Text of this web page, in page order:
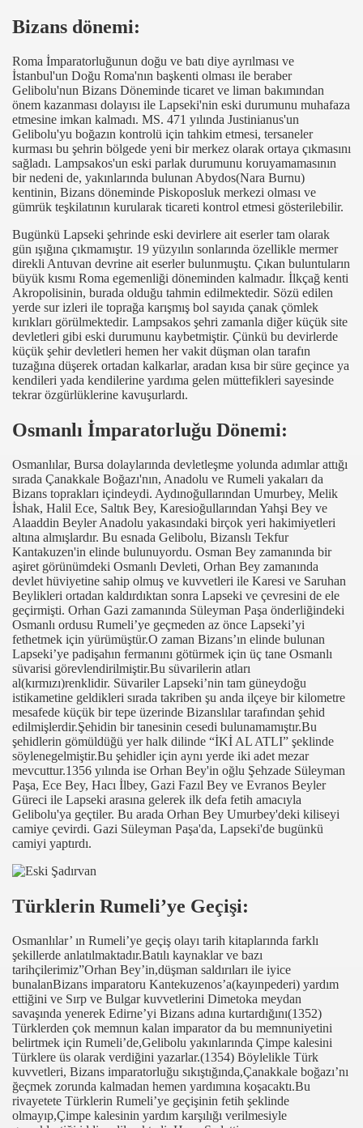
Bizans dönemi:
Roma İmparatorluğunun doğu ve batı diye ayrılması ve
İstanbul'un Doğu Roma'nın başkenti olması ile beraber
Gelibolu'nun Bizans Döneminde ticaret ve liman bakımından
önem kazanması dolayısı ile Lapseki'nin eski durumunu muhafaza
etmesine imkan kalmadı. MS. 471 yılında Justinianus'un
Gelibolu'yu boğazın kontrolü için tahkim etmesi, tersaneler
kurması bu şehrin bölgede yeni bir merkez olarak ortaya çıkmasını
sağladı. Lampsakos'un eski parlak durumunu koruyamamasının
bir nedeni de, yakınlarında bulunan Abydos(Nara Burnu)
kentinin, Bizans döneminde Piskoposluk merkezi olması ve
gümrük teşkilatının kurularak ticareti kontrol etmesi gösterilebilir.
Bugünkü Lapseki şehrinde eski devirlere ait eserler tam olarak
gün ışığına çıkmamıştır. 19 yüzyılın sonlarında özellikle mermer
direkli Antuvan devrine ait eserler bulunmuştu. Çıkan buluntuların
büyük kısmı Roma egemenliği döneminden kalmadır. İlkçağ kenti
Akropolisinin, burada olduğu tahmin edilmektedir. Sözü edilen
yerde sur izleri ile toprağa karışmış bol sayıda çanak çömlek
kırıkları görülmektedir. Lampsakos şehri zamanla diğer küçük site
devletleri gibi eski durumunu kaybetmiştir. Çünkü bu devirlerde
küçük şehir devletleri hemen her vakit düşman olan tarafın
tuzağına düşerek ortadan kalkarlar, aradan kısa bir süre geçince ya
kendileri yada kendilerine yardıma gelen müttefikleri sayesinde
tekrar özgürlüklerine kavuşurlardı.
Osmanlı İmparatorluğu Dönemi:
Osmanlılar, Bursa dolaylarında devletleşme yolunda adımlar attığı
sırada Çanakkale Boğazı'nın, Anadolu ve Rumeli yakaları da
Bizans toprakları içindeydi. Aydınoğullarından Umurbey, Melik
İshak, Halil Ece, Saltık Bey, Karesioğullarından Yahşi Bey ve
Alaaddin Beyler Anadolu yakasındaki birçok yeri hakimiyetleri
altına almışlardır. Bu esnada Gelibolu, Bizanslı Tekfur
Kantakuzen'in elinde bulunuyordu. Osman Bey zamanında bir
aşiret görünümdeki Osmanlı Devleti, Orhan Bey zamanında
devlet hüviyetine sahip olmuş ve kuvvetleri ile Karesi ve Saruhan
Beylikleri ortadan kaldırdıktan sonra Lapseki ve çevresini de ele
geçirmişti. Orhan Gazi zamanında Süleyman Paşa önderliğindeki
Osmanlı ordusu Rumeli’ye geçmeden az önce Lapseki’yi
fethetmek için yürümüştür.O zaman Bizans’ın elinde bulunan
Lapseki’ye padişahın fermanını götürmek için üç tane Osmanlı
süvarisi görevlendirilmiştir.Bu süvarilerin atları
al(kırmızı)renklidir. Süvariler Lapseki’nin tam güneydoğu
istikametine geldikleri sırada takriben şu anda ilçeye bir kilometre
mesafede küçük bir tepe üzerinde Bizanslılar tarafından şehid
edilmişlerdir.Şehidin bir tanesinin cesedi bulunamamıştır.Bu
şehidlerin gömüldüğü yer halk dilinde “İKİ AL ATLI” şeklinde
söylenegelmiştir.Bu şehidler için aynı yerde iki adet mezar
mevcuttur.1356 yılında ise Orhan Bey'in oğlu Şehzade Süleyman
Paşa, Ece Bey, Hacı İlbey, Gazi Fazıl Bey ve Evranos Beyler
Güreci ile Lapseki arasına gelerek ilk defa fetih amacıyla
Gelibolu'ya geçtiler. Bu arada Orhan Bey Umurbey'deki kiliseyi
camiye çevirdi. Gazi Süleyman Paşa'da, Lapseki'de bugünkü
camiyi yaptırdı.
Türklerin Rumeli’ye Geçişi:
Osmanlılar’ ın Rumeli’ye geçiş olayı tarih kitaplarında farklı
şekillerde anlatılmaktadır.Batılı kaynaklar ve bazı
tarihçilerimiz”Orhan Bey’in,düşman saldırıları ile iyice
bunalanBizans imparatoru Kantekuzenos’a(kayınpederi) yardım
ettiğini ve Sırp ve Bulgar kuvvetlerini Dimetoka meydan
savaşında yenerek Edirne’yi Bizans adına kurtardığını(1352)
Türklerden çok memnun kalan imparator da bu memnuniyetini
belirtmek için Rumeli’de,Gelibolu yakınlarında Çimpe kalesini
Türklere üs olarak verdiğini yazarlar.(1354) Böylelikle Türk
kuvvetleri, Bizans imparatorluğu sıkıştığında,Çanakkale boğazı’nı
ğeçmek zorunda kalmadan hemen yardımına koşacaktı.Bu
rivayetete Türklerin Rumeli’ye geçişinin fetih şeklinde
olmayıp,Çimpe kalesinin yardım karşılığı verilmesiyle